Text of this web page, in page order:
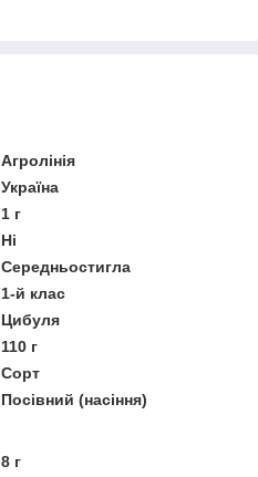
Агролінія
Україна
1 г
Ні
Середньостигла
1-й клас
Цибуля
110 г
Сорт
Посівний (насіння)
8 г